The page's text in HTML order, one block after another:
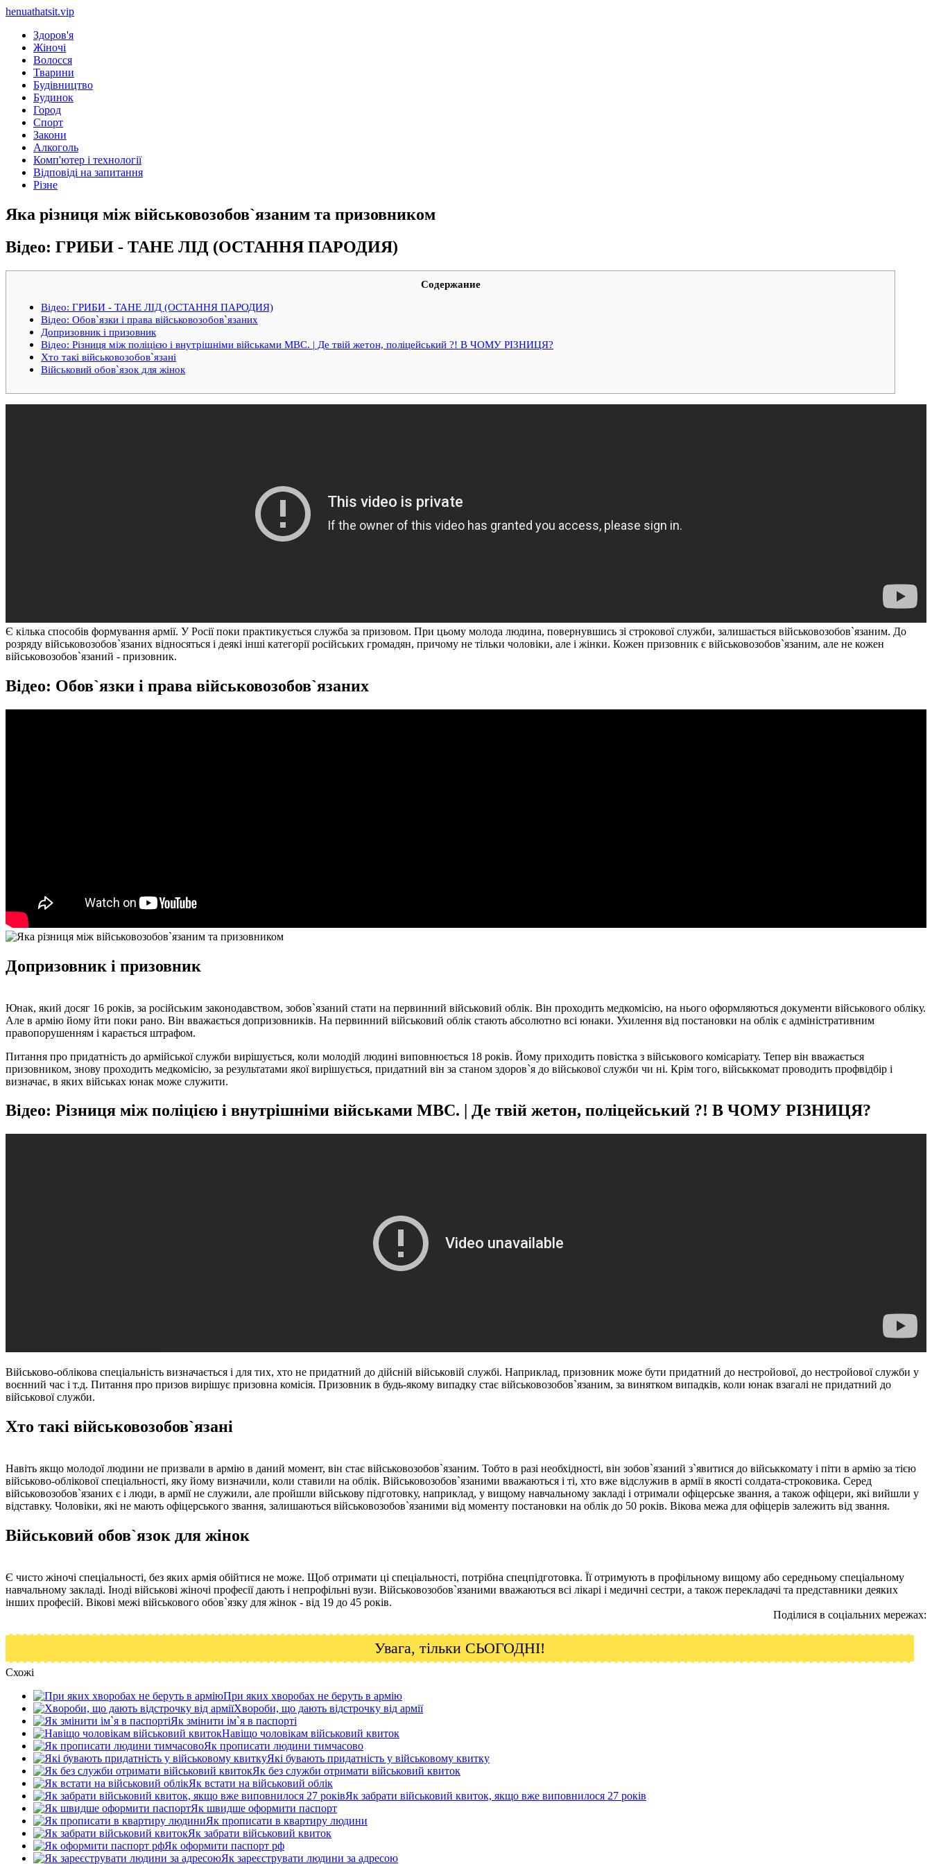
henuathatsit.vip
Здоров'я
Жіночі
Волосся
Тварини
Будівництво
Будинок
Город
Спорт
Закони
Алкоголь
Комп'ютер і технології
Відповіді на запитання
Різне
Яка різниця між військовозобов`язаним та призовником
Відео: ГРИБИ - ТАНЕ ЛІД (ОСТАННЯ ПАРОДИЯ)
Содержание
Відео: ГРИБИ - ТАНЕ ЛІД (ОСТАННЯ ПАРОДИЯ)
Відео: Обов`язки і права військовозобов`язаних
Допризовник і призовник
Відео: Різниця між поліцією і внутрішніми військами МВС. | Де твій жетон, поліцейський ?! В ЧОМУ РІЗНИЦЯ?
Хто такі військовозобов`язані
Військовий обов`язок для жінок
Є кілька способів формування армії. У Росії поки практикується служба за призовом. При цьому молода людина, повернувшись зі строкової служби, залишається військовозобов`язаним. До
розряду військовозобов`язаних відносяться і деякі інші категорії російських громадян, причому не тільки чоловіки, але і жінки. Кожен призовник є військовозобов`язаним, але не кожен
військовозобов`язаний - призовник.
Відео: Обов`язки і права військовозобов`язаних
Допризовник і призовник
Юнак, який досяг 16 років, за російським законодавством, зобов`язаний стати на первинний військовий облік. Він проходить медкомісію, на нього оформляються документи військового обліку.
Але в армію йому йти поки рано. Він вважається допризовників. На первинний військовий облік стають абсолютно всі юнаки. Ухилення від постановки на облік є адміністративним
правопорушенням і карається штрафом.
Питання про придатність до армійської служби вирішується, коли молодій людині виповнюється 18 років. Йому приходить повістка з військового комісаріату. Тепер він вважається
призовником, знову проходить медкомісію, за результатами якої вирішується, придатний він за станом здоров`я до військової служби чи ні. Крім того, військкомат проводить профвідбір і
визначає, в яких військах юнак може служити.
Відео: Різниця між поліцією і внутрішніми військами МВС. | Де твій жетон, поліцейський ?! В ЧОМУ РІЗНИЦЯ?
Військово-облікова спеціальність визначається і для тих, хто не придатний до дійсній військовій службі. Наприклад, призовник може бути придатний до нестройової, до нестройової служби у
воєнний час і т.д. Питання про призов вирішує призовна комісія. Призовник в будь-якому випадку стає військовозобов`язаним, за винятком випадків, коли юнак взагалі не придатний до
військової служби.
Хто такі військовозобов`язані
Навіть якщо молодої людини не призвали в армію в даний момент, він стає військовозобов`язаним. Тобто в разі необхідності, він зобов`язаний з`явитися до військкомату і піти в армію за тією
військово-облікової спеціальності, яку йому визначили, коли ставили на облік. Військовозобов`язаними вважаються і ті, хто вже відслужив в армії в якості солдата-строковика. Серед
військовозобов`язаних є і люди, в армії не служили, але пройшли військову підготовку, наприклад, у вищому навчальному закладі і отримали офіцерське звання, а також офіцери, які вийшли у
відставку. Чоловіки, які не мають офіцерського звання, залишаються військовозобов`язаними від моменту постановки на облік до 50 років. Вікова межа для офіцерів залежить від звання.
Військовий обов`язок для жінок
Є чисто жіночі спеціальності, без яких армія обійтися не може. Щоб отримати ці спеціальності, потрібна спецпідготовка. Її отримують в профільному вищому або середньому спеціальному
навчальному закладі. Іноді військові жіночі професії дають і непрофільні вузи. Військовозобов`язаними вважаються всі лікарі і медичні сестри, а також перекладачі та представники деяких
інших професій. Вікові межі військового обов`язку для жінок - від 19 до 45 років.
Поділися в соціальних мережах:
Увага, тільки СЬОГОДНІ!
Схожі
При яких хворобах не беруть в армію
Хвороби, що дають відстрочку від армії
Як змінити ім`я в паспорті
Навіщо чоловікам військовий квиток
Як прописати людини тимчасово
Які бувають придатність у військовому квитку
Як без служби отримати військовий квиток
Як встати на військовий облік
Як забрати військовий квиток, якщо вже виповнилося 27 років
Як швидше оформити паспорт
Як прописати в квартиру людини
Як забрати військовий квиток
Як оформити паспорт рф
Як зареєструвати людини за адресою